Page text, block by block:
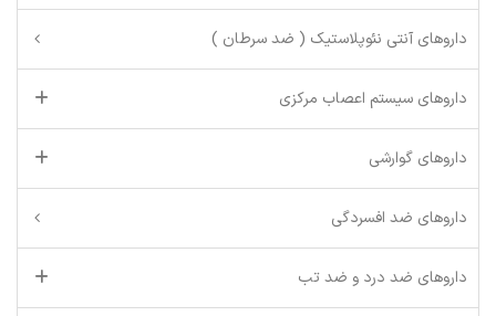
داروهای آنتی نئوپلاستیک ( ضد سرطان )
داروهای سیستم اعصاب مرکزی
داروهای گوارشی
داروهای ضد افسردگی
داروهای ضد درد و ضد تب